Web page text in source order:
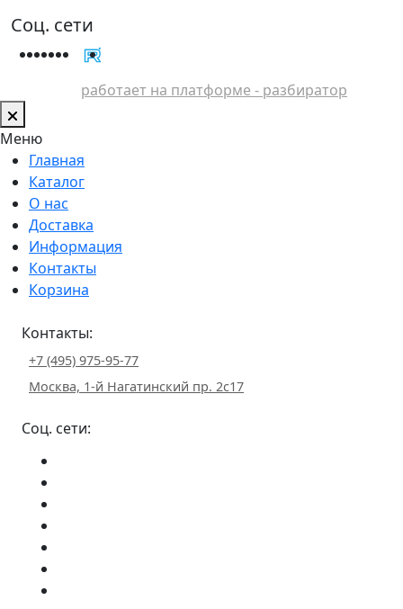
Соц. сети
работает на платформе - разбиратор
Меню
Главная
Каталог
О нас
Доставка
Информация
Контакты
Корзина
Контакты:
+7 (495) 975-95-77
Москва, 1-й Нагатинский пр. 2с17
Соц. сети: